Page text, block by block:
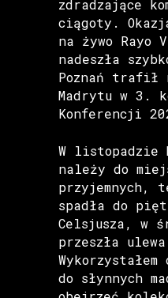
zdradzające
ciągoty.
na żywo Rayo
nadeszła
Poznań trafił
Madrytu w 3.
Konferencji
W listopadzie
należy do
przyjemnych,
spadła do
Celsjusza, w
przeszła
do słynnych